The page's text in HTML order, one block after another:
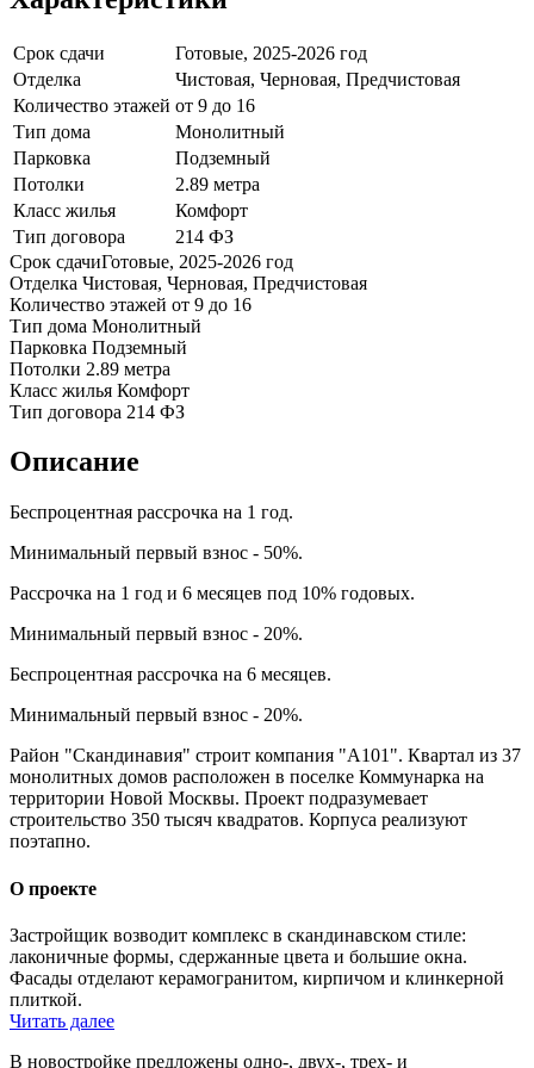
Срок сдачи
Готовые, 2025-2026 год
Отделка
Чистовая, Черновая, Предчистовая
Количество этажей от 9 до 16
Тип дома
Монолитный
Парковка
Подземный
Потолки
2.89 метра
Класс жилья
Комфорт
Тип договора
214 ФЗ
Срок сдачиГотовые, 2025-2026 год
Отделка Чистовая, Черновая, Предчистовая
Количество этажей от 9 до 16
Тип дома Монолитный
Парковка Подземный
Потолки 2.89 метра
Класс жилья Комфорт
Тип договора 214 ФЗ
Описание
Беспроцентная рассрочка на 1 год.
Минимальный первый взнос - 50%.
Рассрочка на 1 год и 6 месяцев под 10% годовых.
Минимальный первый взнос - 20%.
Беспроцентная рассрочка на 6 месяцев.
Минимальный первый взнос - 20%.
Район "Скандинавия" строит компания "А101". Квартал из 37
монолитных домов расположен в поселке Коммунарка на
территории Новой Москвы. Проект подразумевает
строительство 350 тысяч квадратов. Корпуса реализуют
поэтапно.
О проекте
Застройщик возводит комплекс в скандинавском стиле:
лаконичные формы, сдержанные цвета и большие окна.
Фасады отделают керамогранитом, кирпичом и клинкерной
плиткой.
Читать далее
В новостройке предложены одно-, двух-, трех- и